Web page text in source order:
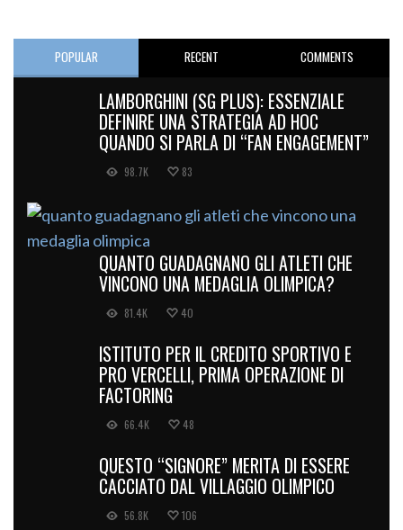
POPULAR RECENT COMMENTS
LAMBORGHINI (SG PLUS): ESSENZIALE
DEFINIRE UNA STRATEGIA AD HOC
QUANDO SI PARLA DI “FAN ENGAGEMENT”
98.7K 83
QUANTO GUADAGNANO GLI ATLETI CHE
VINCONO UNA MEDAGLIA OLIMPICA?
81.4K 40
ISTITUTO PER IL CREDITO SPORTIVO E
PRO VERCELLI, PRIMA OPERAZIONE DI
FACTORING
66.4K 48
QUESTO “SIGNORE” MERITA DI ESSERE
CACCIATO DAL VILLAGGIO OLIMPICO
56.8K 106